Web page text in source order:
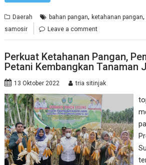
Daerah bahan pangan,ketahanan pangan
samosir Leave a comment
Perkuat Ketahanan Pangan,
Petani Kembangkan Tanaman
13 Oktober 2022 tria sitinjak